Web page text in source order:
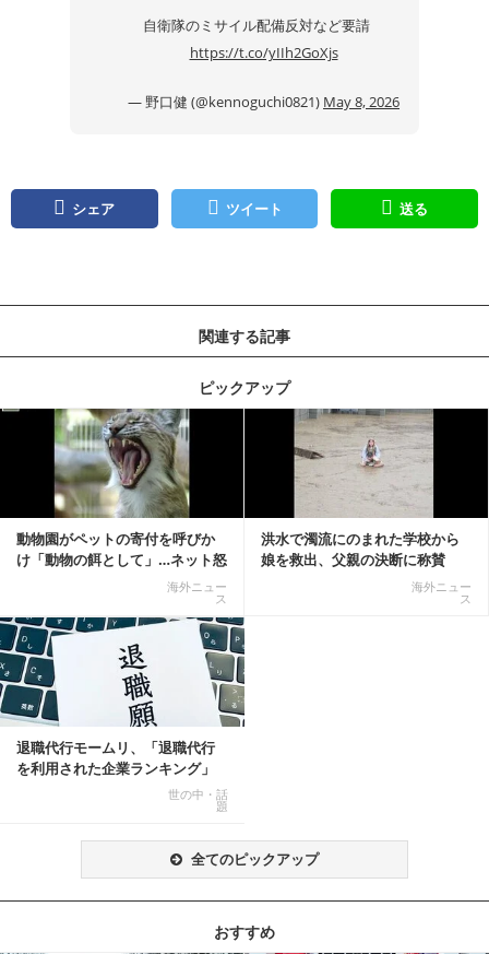
自衛隊のミサイル配備反対など要請
https://t.co/yIIh2GoXjs
— 野口健 (@kennoguchi0821) May 8, 2026
シェア ツイート 送る
関連する記事
ピックアップ
動物園がペットの寄付を呼びか
け「動物の餌として」…ネット怒
海外ニュー
ス
洪水で濁流にのまれた学校から
娘を救出、父親の決断に称賛
続々 一部では「危険...海外ニュー
ス
記事を読む
退職代行モームリ、「退職代行
を利用された企業ランキング」
世の中・話
題
全てのピックアップ
おすすめ